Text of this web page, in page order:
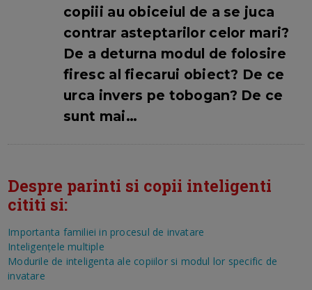
copiii au obiceiul de a se juca
contrar asteptarilor celor mari?
De a deturna modul de folosire
firesc al fiecarui obiect? De ce
urca invers pe tobogan? De ce
sunt mai…
Despre parinti si copii inteligenti
cititi si:
Importanta familiei in procesul de invatare
Inteligenţele multiple
Modurile de inteligenta ale copiilor si modul lor specific de
invatare